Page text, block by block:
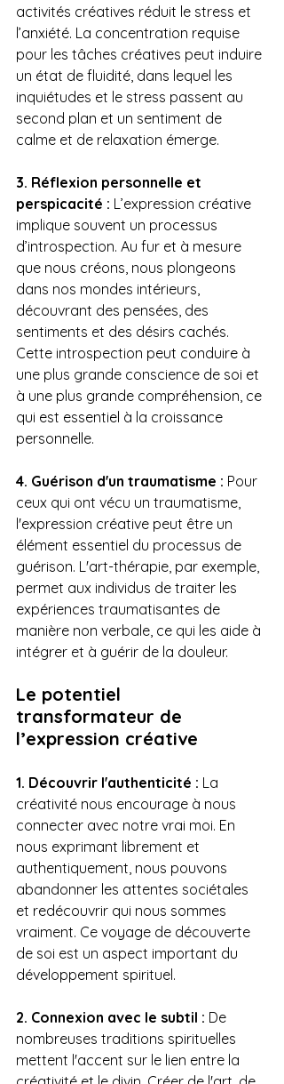
activités créatives réduit le stress et
l’anxiété. La concentration requise
pour les tâches créatives peut induire
un état de fluidité, dans lequel les
inquiétudes et le stress passent au
second plan et un sentiment de
calme et de relaxation émerge.
3. Réflexion personnelle et
perspicacité : L’expression créative
implique souvent un processus
d’introspection. Au fur et à mesure
que nous créons, nous plongeons
dans nos mondes intérieurs,
découvrant des pensées, des
sentiments et des désirs cachés.
Cette introspection peut conduire à
une plus grande conscience de soi et
à une plus grande compréhension, ce
qui est essentiel à la croissance
personnelle.
4. Guérison d'un traumatisme : Pour
ceux qui ont vécu un traumatisme,
l'expression créative peut être un
élément essentiel du processus de
guérison. L'art-thérapie, par exemple,
permet aux individus de traiter les
expériences traumatisantes de
manière non verbale, ce qui les aide à
intégrer et à guérir de la douleur.
Le potentiel
transformateur de
l’expression créative
1. Découvrir l'authenticité : La
créativité nous encourage à nous
connecter avec notre vrai moi. En
nous exprimant librement et
authentiquement, nous pouvons
abandonner les attentes sociétales
et redécouvrir qui nous sommes
vraiment. Ce voyage de découverte
de soi est un aspect important du
développement spirituel.
2. Connexion avec le subtil : De
nombreuses traditions spirituelles
mettent l'accent sur le lien entre la